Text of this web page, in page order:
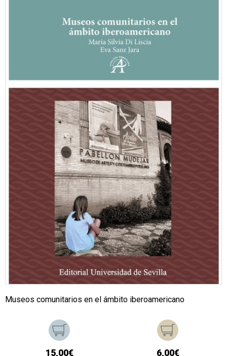
Museos comunitarios en el ámbito iberoamericano
15,00€ 6,00€